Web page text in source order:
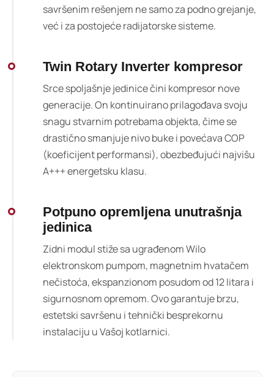
savršenim rešenjem ne samo za podno grejanje,
već i za postojeće radijatorske sisteme.
Twin Rotary Inverter kompresor
Srce spoljašnje jedinice čini kompresor nove
generacije. On kontinuirano prilagođava svoju
snagu stvarnim potrebama objekta, čime se
drastično smanjuje nivo buke i povećava COP
(koeficijent performansi), obezbeđujući najvišu
A+++ energetsku klasu.
Potpuno opremljena unutrašnja
jedinica
Zidni modul stiže sa ugrađenom Wilo
elektronskom pumpom, magnetnim hvatačem
nečistoća, ekspanzionom posudom od 12 litara i
sigurnosnom opremom. Ovo garantuje brzu,
estetski savršenu i tehnički besprekornu
instalaciju u Vašoj kotlarnici.